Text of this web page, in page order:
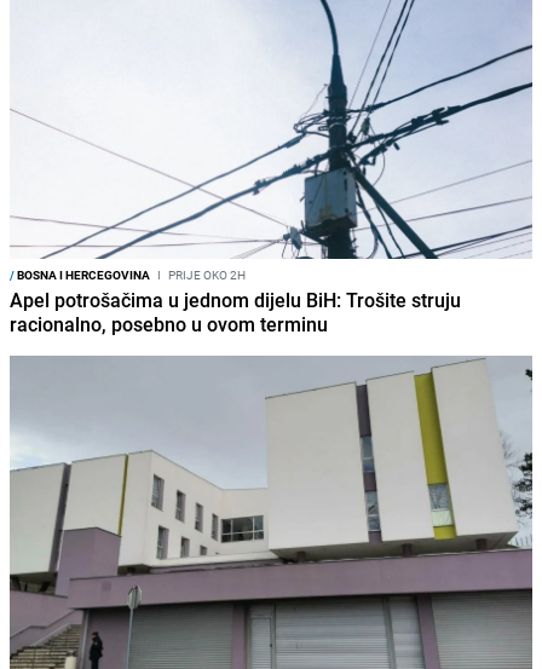
/BOSNA I HERCEGOVINA I PRIJE OKO 2H
Apel potrošačima u jednom dijelu BiH: Trošite struju
racionalno, posebno u ovom terminu